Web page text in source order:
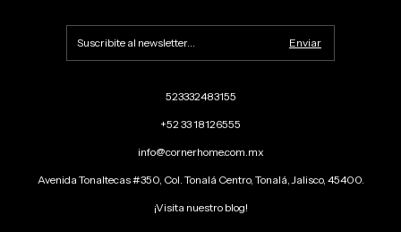
523332483155
+52 33 18126555
info@cornerhome.com.mx
Avenida Tonaltecas #350, Col. Tonalá Centro, Tonalá, Jalisco, 45400.
¡Visita nuestro blog!